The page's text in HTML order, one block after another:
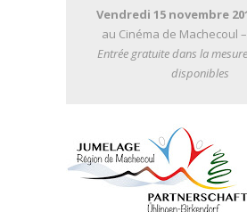
Vendredi 15 novembre
au Cinéma de Machecoul
Entrée gratuite dans la
disponibles